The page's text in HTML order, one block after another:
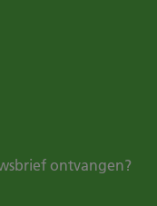
ontvangen?